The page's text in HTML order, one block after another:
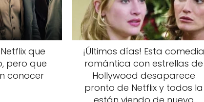
que
pero que
conocer
¡Últimos días! Esta comedia
romántica con estrellas de
Hollywood desaparece
pronto de Netflix y todos la